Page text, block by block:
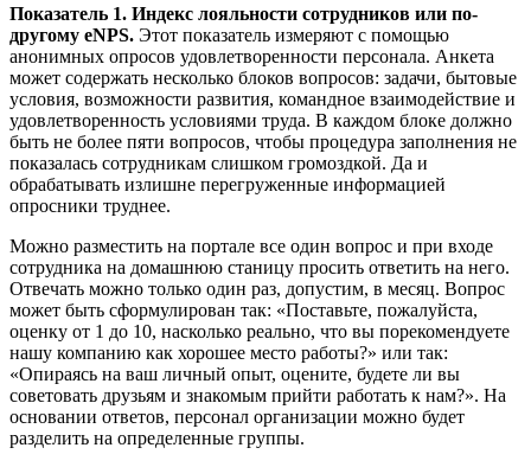
Показатель 1. Индекс лояльности сотрудников или по-
другому eNPS. Этот показатель измеряют с помощью
анонимных опросов удовлетворенности персонала. Анкета
может содержать несколько блоков вопросов: задачи, бытовые
условия, возможности развития, командное взаимодействие и
удовлетворенность условиями труда. В каждом блоке должно
быть не более пяти вопросов, чтобы процедура заполнения не
показалась сотрудникам слишком громоздкой. Да и
обрабатывать излишне перегруженные информацией
опросники труднее.
Можно разместить на портале все один вопрос и при входе
сотрудника на домашнюю станицу просить ответить на него.
Отвечать можно только один раз, допустим, в месяц. Вопрос
может быть сформулирован так: «Поставьте, пожалуйста,
оценку от 1 до 10, насколько реально, что вы порекомендуете
нашу компанию как хорошее место работы?» или так:
«Опираясь на ваш личный опыт, оцените, будете ли вы
советовать друзьям и знакомым прийти работать к нам?». На
основании ответов, персонал организации можно будет
разделить на определенные группы.